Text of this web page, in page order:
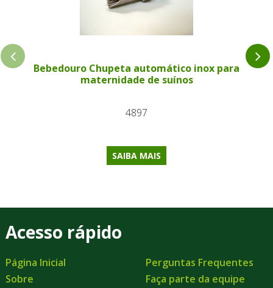
Bebedouro Chupeta automático inox para
maternidade de suínos
4897
SAIBA MAIS
Acesso rápido
Página Inicial
Sobre
Perguntas Frequentes
Faça parte da equipe